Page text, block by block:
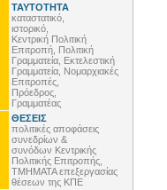
ΤΑΥΤΟΤΗΤΑ
καταστατικό,
ιστορικό,
Κεντρική Πολιτική
Επιτροπή, Πολιτική
Γραμματεία, Εκτελεστική
Γραμματεία, Νομαρχιακές
Επιτροπές,
Πρόεδρος,
Γραμματέας
ΘΕΣΕΙΣ
πολιτικές αποφάσεις
συνεδρίων &
συνόδων Κεντρικής
Πολιτικής Επιτροπής,
ΤΜΗΜΑΤΑ επεξεργασίας
θέσεων της ΚΠΕ